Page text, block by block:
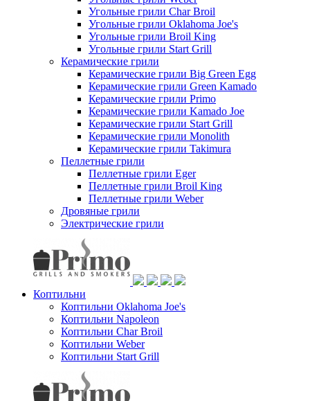
Угольные грили Char Broil
Угольные грили Oklahoma Joe's
Угольные грили Broil King
Угольные грили Start Grill
Керамические грили
Керамические грили Big Green Egg
Керамические грили Green Kamado
Керамические грили Primo
Керамические грили Kamado Joe
Керамические грили Start Grill
Керамические грили Monolith
Керамические грили Takimura
Пеллетные грили
Пеллетные грили Eger
Пеллетные грили Broil King
Пеллетные грили Weber
Дровяные грили
Электрические грили
Коптильни
Коптильни Oklahoma Joe's
Коптильни Napoleon
Коптильни Char Broil
Коптильни Weber
Коптильни Start Grill